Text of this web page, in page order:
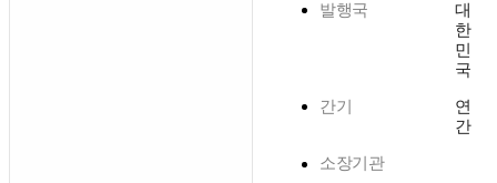
발행국
대
한
민
국
간기
연
간
소장기관